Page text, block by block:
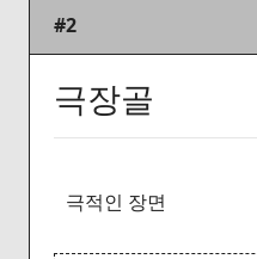
#2
극장골
극적인 장면